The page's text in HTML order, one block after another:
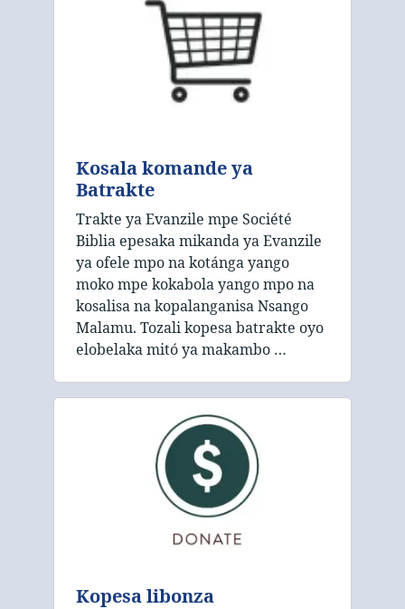
Kosala komande ya
Batrakte
Trakte ya Evanzile mpe Société
Biblia epesaka mikanda ya Evanzile
ya ofele mpo na kotánga yango
moko mpe kokabola yango mpo na
kosalisa na kopalanganisa Nsango
Malamu. Tozali kopesa batrakte oyo
elobelaka mitó ya makambo …
Kopesa libonza